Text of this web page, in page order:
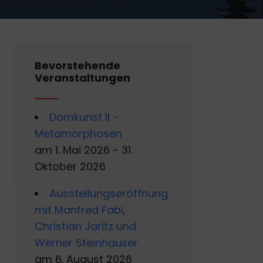
Bevorstehende
Veranstaltungen
Domkunst II -
Metamorphosen
am 1. Mai 2026 - 31.
Oktober 2026
Ausstellungseröffnung
mit Manfred Fabi,
Christian Jaritz und
Werner Steinhauser
am 6. August 2026